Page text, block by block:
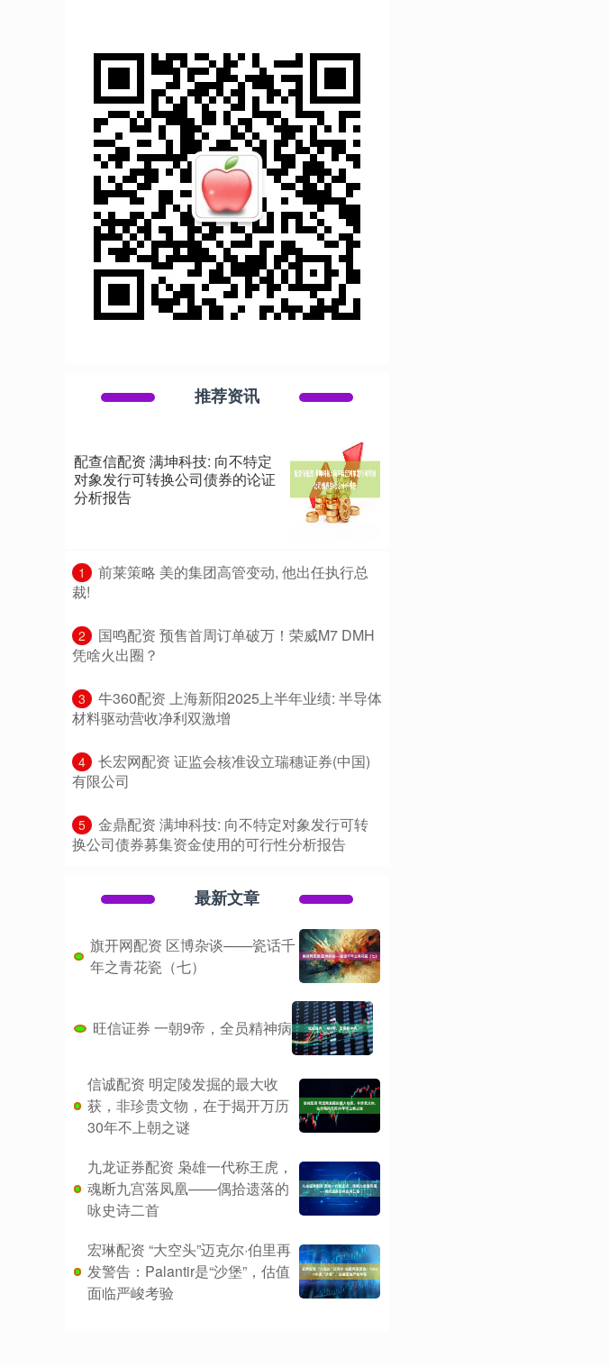
推荐资讯
配查信配资 满坤科技: 向不特定
对象发行可转换公司债券的论证
分析报告
1
​前莱策略 美的集团高管变动, 他出任执行总
裁!
2
​国鸣配资 预售首周订单破万！荣威M7 DMH
凭啥火出圈？
3
​牛360配资 上海新阳2025上半年业绩: 半导体
材料驱动营收净利双激增
4
​长宏网配资 证监会核准设立瑞穗证券(中国)
有限公司
5
​金鼎配资 满坤科技: 向不特定对象发行可转
换公司债券募集资金使用的可行性分析报告
最新文章
旗开网配资 区博杂谈——瓷话千
年之青花瓷（七）
旺信证券 一朝9帝，全员精神病
信诚配资 明定陵发掘的最大收
获，非珍贵文物，在于揭开万历
30年不上朝之谜
九龙证券配资 枭雄一代称王虎，
魂断九宫落凤凰——偶拾遗落的
咏史诗二首
宏琳配资 “大空头”迈克尔·伯里再
发警告：Palantir是“沙堡”，估值
面临严峻考验